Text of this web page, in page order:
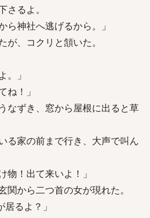
るよ。
神社へ逃げるから。」
、コクリと頷いた。
。」
ね！」
なずき、窓から屋根に出ると草
る家の前まで行き、大声で叫ん
物！出て来いよ！」
から二つ首の女が現れた。
居るよ？」